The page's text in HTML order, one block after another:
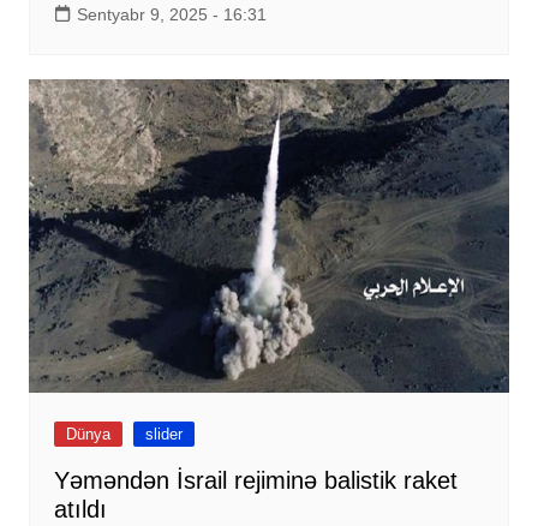
Sentyabr 9, 2025 - 16:31
Dünya slider
Yəməndən İsrail rejiminə balistik raket
atıldı